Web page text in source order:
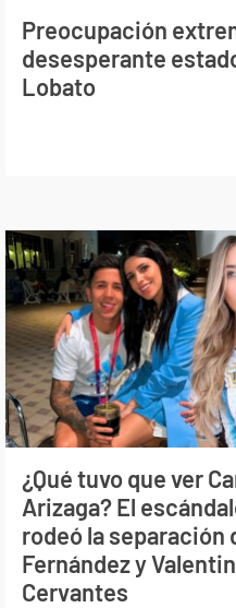
Preocupación
desesperante
Lobato
¿Qué tuvo que ver
Arizaga? El
rodeó la separación
Fernández y
Cervantes